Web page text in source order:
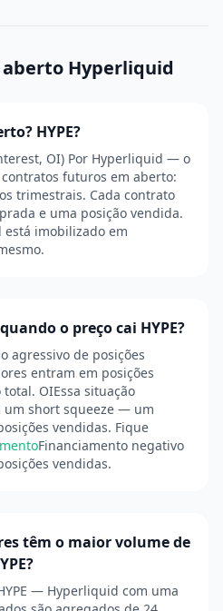
Hyperliquid
HYPE?
OI) Por Hyperliquid — o
futuros em aberto:
trimestrais. Cada contrato
e uma posição vendida.
imobilizado em
o preço cai HYPE?
agressivo de posições
entram em posições
OIEssa situação
short squeeze — um
vendidas. Fique
Financiamento negativo
vendidas.
têm o maior volume de
— Hyperliquid com uma